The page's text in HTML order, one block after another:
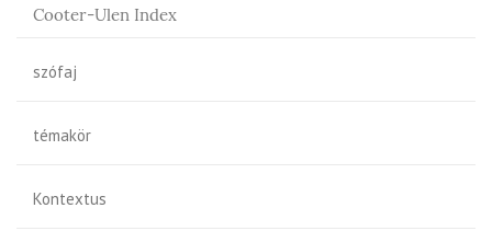
Cooter-Ulen Index
szófaj
témakör
Kontextus